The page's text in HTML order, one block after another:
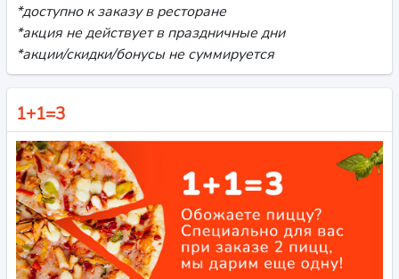
*доступно к заказу в ресторане
*акция не действует в праздничные дни
*акции/скидки/бонусы не суммируется
1+1=3